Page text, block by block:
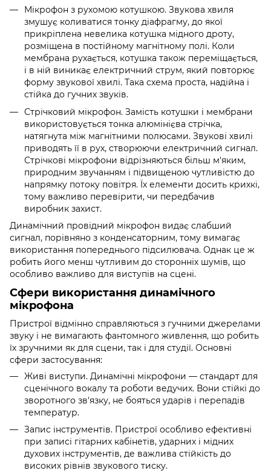
Мікрофон з рухомою котушкою. Звукова хвиля
змушує коливатися тонку діафрагму, до якої
прикріплена невелика котушка мідного дроту,
розміщена в постійному магнітному полі. Коли
мембрана рухається, котушка також переміщається,
і в ній виникає електричний струм, який повторює
форму звукової хвилі. Така схема проста, надійна і
стійка до гучних звуків.
Стрічковий мікрофон. Замість котушки і мембрани
використовується тонка алюмінієва стрічка,
натягнута між магнітними полюсами. Звукові хвилі
приводять її в рух, створюючи електричний сигнал.
Стрічкові мікрофони відрізняються більш м'яким,
природним звучанням і підвищеною чутливістю до
напрямку потоку повітря. Їх елементи досить крихкі,
тому важливо перевірити, чи передбачив
виробник захист.
Динамічний провідний мікрофон видає слабший
сигнал, порівняно з конденсаторним, тому вимагає
використання попереднього підсилювача. Однак це ж
робить його менш чутливим до сторонніх шумів, що
особливо важливо для виступів на сцені.
Сфери використання динамічного
мікрофона
Пристрої відмінно справляються з гучними джерелами
звуку і не вимагають фантомного живлення, що робить
їх зручними як для сцени, так і для студії. Основні
сфери застосування:
Живі виступи. Динамічні мікрофони — стандарт для
сценічного вокалу та роботи ведучих. Вони стійкі до
зворотного зв'язку, не бояться ударів і перепадів
температур.
Запис інструментів. Пристрої особливо ефективні
при записі гітарних кабінетів, ударних і мідних
духових інструментів, де важлива стійкість до
високих рівнів звукового тиску.